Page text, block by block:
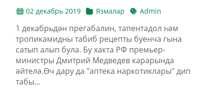
02 декабрь 2019 Язмалар Admin
1 декабрьдән прегабалин, тапентадол һәм
тропикамидны табиб рецепты буенча гына
сатып алып була. Бу хакта РФ премьер-
министры Дмитрий Медведев карарында
әйтелә.Өч дару да "аптека наркотиклары" дип
табы...